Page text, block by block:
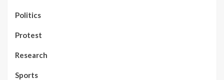
Politics
Protest
Research
Sports